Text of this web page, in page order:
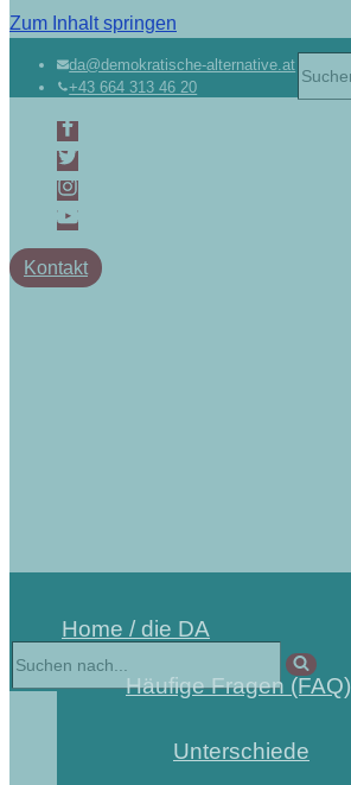
Zum Inhalt springen
da@demokratische-alternative.at
+43 664 313 46 20
Kontakt
Home / die DA
Häufige Fragen (FAQ)
Unterschiede